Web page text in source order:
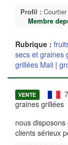
Profil :
Membre
Rubrique :
secs et graines
grillées Mali |
VENTE
graines grillées
nous
clients sérieux